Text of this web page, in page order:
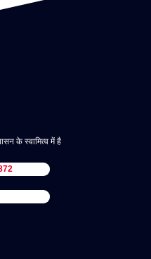
के स्वामित्व में है